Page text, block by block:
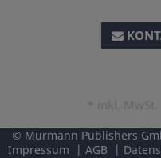
Murmann Publishers
Impressum
AGB